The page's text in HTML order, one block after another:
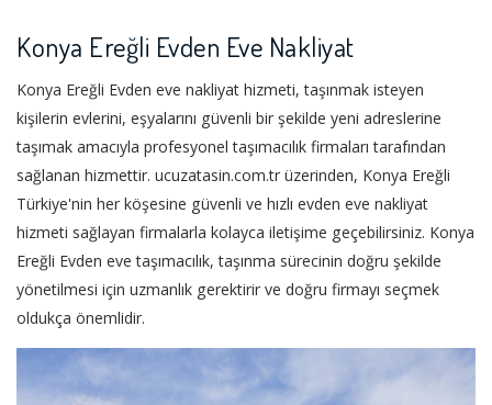
Konya Ereğli Evden Eve Nakliyat
Konya Ereğli Evden eve nakliyat hizmeti, taşınmak isteyen
kişilerin evlerini, eşyalarını güvenli bir şekilde yeni adreslerine
taşımak amacıyla profesyonel taşımacılık firmaları tarafından
sağlanan hizmettir. ucuzatasin.com.tr üzerinden, Konya Ereğli
Türkiye'nin her köşesine güvenli ve hızlı evden eve nakliyat
hizmeti sağlayan firmalarla kolayca iletişime geçebilirsiniz. Konya
Ereğli Evden eve taşımacılık, taşınma sürecinin doğru şekilde
yönetilmesi için uzmanlık gerektirir ve doğru firmayı seçmek
oldukça önemlidir.